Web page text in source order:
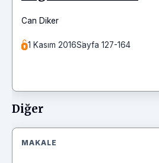
Can Diker
1 Kasım 2016Sayfa 127-164
Diğer
MAKALE